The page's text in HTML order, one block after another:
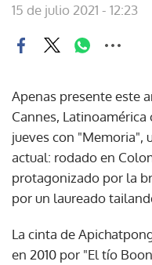
15 de julio 2021 - 12:23
Apenas presente este
Cannes,
jueves con "Memoria",
actual: rodado en
protagonizado por la
por un laureado
La cinta de
en 2010 por "El tío